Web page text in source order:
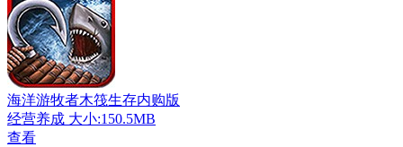
海洋游牧者木筏生存内购版
经营养成 大小:150.5MB
查看